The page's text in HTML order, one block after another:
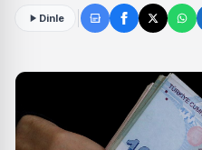
Dinle